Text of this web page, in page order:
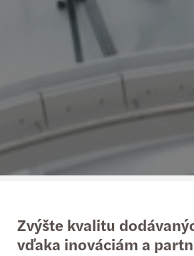
Zvýšte kvalitu
vďaka inováciám a